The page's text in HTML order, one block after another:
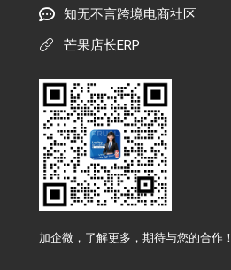
知无不言跨境电商社区
芒果店长ERP
加企微，了解更多，期待与您的合作！